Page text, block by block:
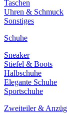
Taschen
Uhren & Schmuck
Sonstiges
Schuhe
Sneaker
Stiefel & Boots
Halbschuhe
Elegante Schuhe
Sportschuhe
Zweiteiler &